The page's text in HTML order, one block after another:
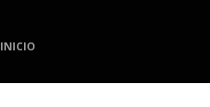
INICIO